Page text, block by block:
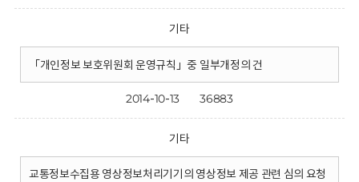
기타
「개인정보 보호위원회 운영규칙」중 일부개정의 건
2014-10-13 36883
기타
교통정보수집용 영상정보처리기기의 영상정보 제공 관련 심의 요청